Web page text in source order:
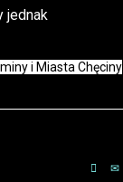
jednak
i Miasta Chęciny